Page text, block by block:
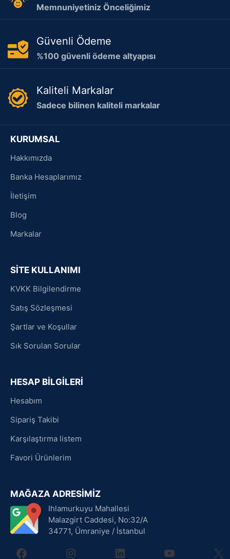
Memnuniyetiniz Önceliğimiz
Güvenli Ödeme
%100 güvenli ödeme altyapısı
Kaliteli Markalar
Sadece bilinen kaliteli markalar
KURUMSAL
Hakkımızda
Banka Hesaplarımız
İletişim
Blog
Markalar
SİTE KULLANIMI
KVKK Bilgilendirme
Satış Sözleşmesi
Şartlar ve Koşullar
Sık Sorulan Sorular
HESAP BİLGİLERİ
Hesabım
Sipariş Takibi
Karşılaştırma listem
Favori Ürünlerim
MAĞAZA ADRESİMİZ
Ihlamurkuyu Mahallesi
Malazgirt Caddesi, No:32/A
34771, Ümraniye / İstanbul
facebookinstagramlinkedin youtube X